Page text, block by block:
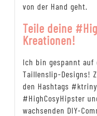
von der Hand geht.
Teile deine
Kreationen!
Ich bin gespannt
Taillenslip-Designs!
den Hashtags
#HighCosyHipster
wachsenden DIY-